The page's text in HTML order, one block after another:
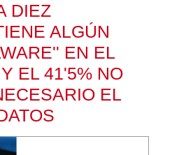
DIEZ
ALGÚN
EN EL
EL 41'5% NO
EL